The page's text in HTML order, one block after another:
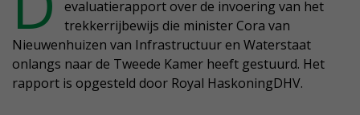
evaluatierapport over de invoering van het
trekkerrijbewijs die minister Cora van
Nieuwenhuizen van Infrastructuur en Waterstaat
onlangs naar de Tweede Kamer heeft gestuurd. Het
rapport is opgesteld door Royal HaskoningDHV.